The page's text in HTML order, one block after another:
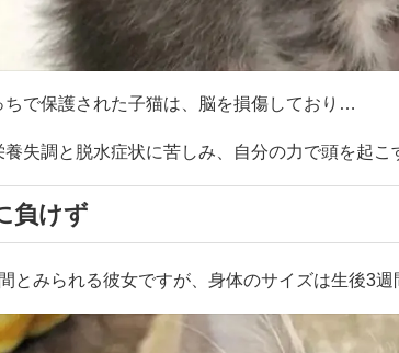
ちで保護された子猫は、脳を損傷しており…
養失調と脱水症状に苦しみ、自分の力で頭を起こ
負けず
とみられる彼女ですが、身体のサイズは生後3週